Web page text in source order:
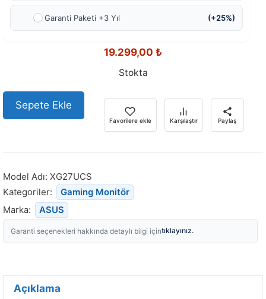
Ek Garanti Paketi +3 Yıl (+25%)
19.299,00 ₺
Stokta
Sepete Ekle
Favorilere ekle Karşılaştır Paylaş
Model Adı: XG27UCS
Kategoriler:
Gaming Monitör
Marka:
ASUS
Garanti seçenekleri hakkında detaylı bilgi içintıklayınız.
Açıklama